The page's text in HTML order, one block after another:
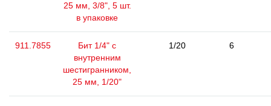
25 мм, 3/8", 5 шт.
в упаковке
911.7855
Бит 1/4" с
внутренним
шестигранником,
25 мм, 1/20"
1/20 6